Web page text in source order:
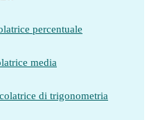
percentuale
media
di trigonometria